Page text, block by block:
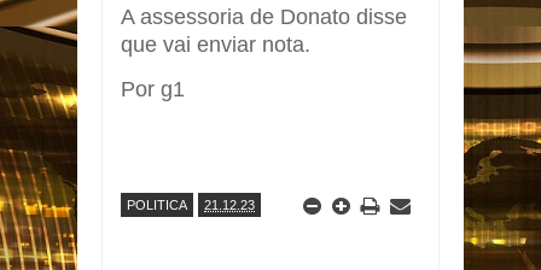
A assessoria de Donato disse
que vai enviar nota.
Por g1
POLITICA 21.12.23